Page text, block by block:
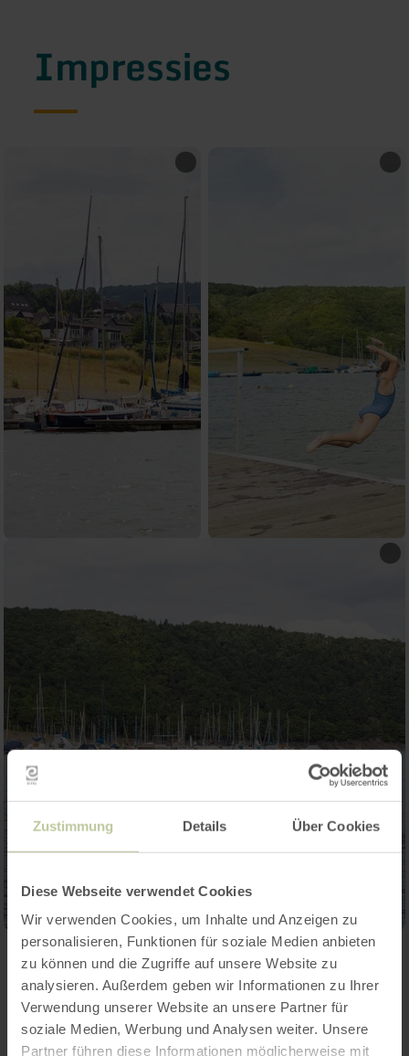
Zustimmung Details Über Cookies
Diese Webseite verwendet Cookies
Wir verwenden Cookies, um Inhalte und Anzeigen zu
personalisieren, Funktionen für soziale Medien anbieten
zu können und die Zugriffe auf unsere Website zu
analysieren. Außerdem geben wir Informationen zu Ihrer
Verwendung unserer Website an unsere Partner für
soziale Medien, Werbung und Analysen weiter. Unsere
Partner führen diese Informationen möglicherweise mit
Impressies
Contact